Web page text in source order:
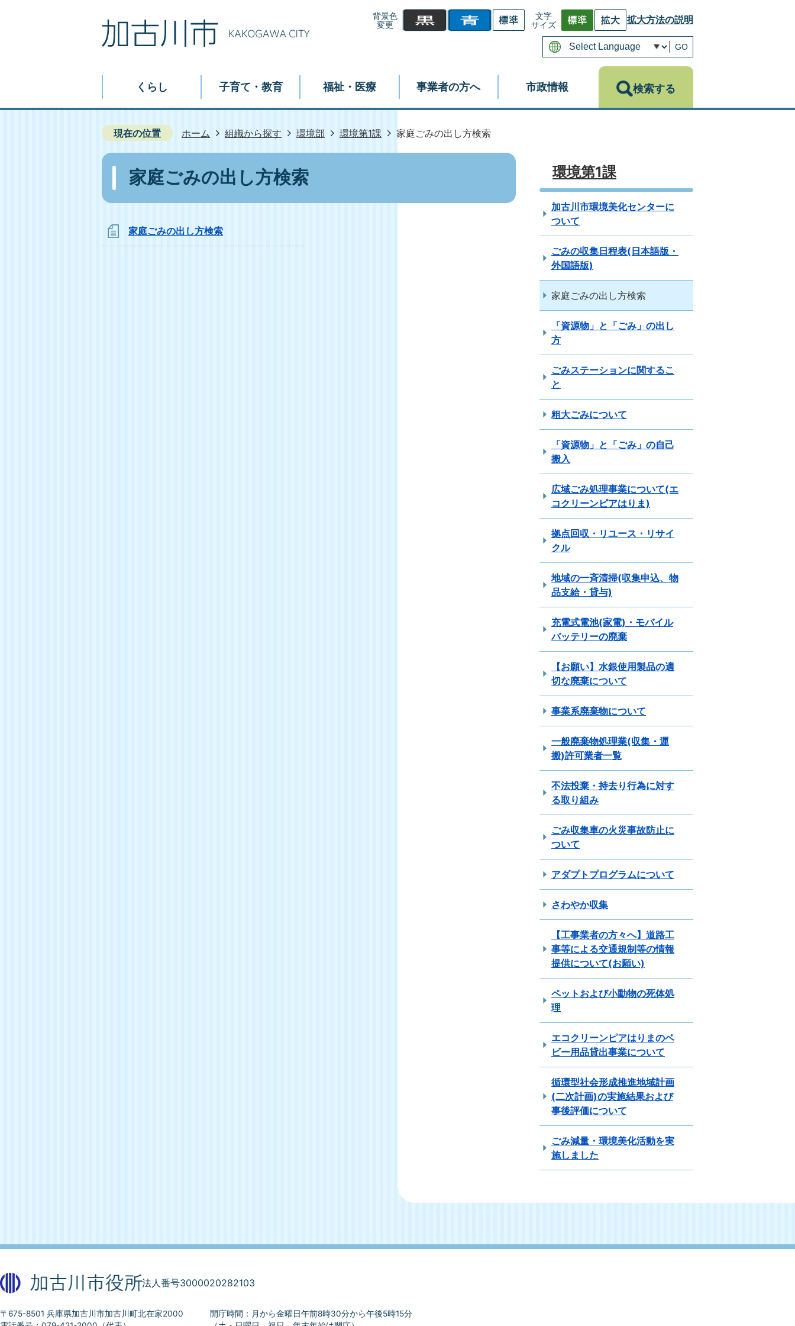
背景色
変更
文字
サイズ
拡大方法の説明
GO
くらし 子育て・教育 福祉・医療 事業者の方へ 市政情報 検索する
現在の位置 ホーム 組織から探す 環境部 環境第1課 家庭ごみの出し方検索
家庭ごみの出し方検索
家庭ごみの出し方検索
環境第1課
加古川市環境美化センターに
ついて
ごみの収集日程表(日本語版・
外国語版)
家庭ごみの出し方検索
「資源物」と「ごみ」の出し
方
ごみステーションに関するこ
と
粗大ごみについて
「資源物」と「ごみ」の自己
搬入
広域ごみ処理事業について(エ
コクリーンピアはりま)
拠点回収・リユース・リサイ
クル
地域の一斉清掃(収集申込、物
品支給・貸与)
充電式電池(家電)・モバイル
バッテリーの廃棄
【お願い】水銀使用製品の適
切な廃棄について
事業系廃棄物について
一般廃棄物処理業(収集・運
搬)許可業者一覧
不法投棄・持去り行為に対す
る取り組み
ごみ収集車の火災事故防止に
ついて
アダプトプログラムについて
さわやか収集
【工事業者の方々へ】道路工
事等による交通規制等の情報
提供について(お願い)
ペットおよび小動物の死体処
理
エコクリーンピアはりまのベ
ビー用品貸出事業について
循環型社会形成推進地域計画
(二次計画)の実施結果および
事後評価について
ごみ減量・環境美化活動を実
施しました
法人番号3000020282103
〒675-8501 兵庫県加古川市加古川町北在家2000
開庁時間：月から金曜日午前8時30分から午後5時15分